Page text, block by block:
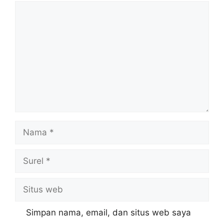
web
Simpan nama, email, dan situs web saya